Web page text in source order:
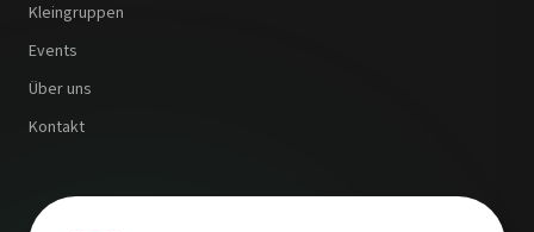
Kleingruppen
Events
Über uns
Kontakt